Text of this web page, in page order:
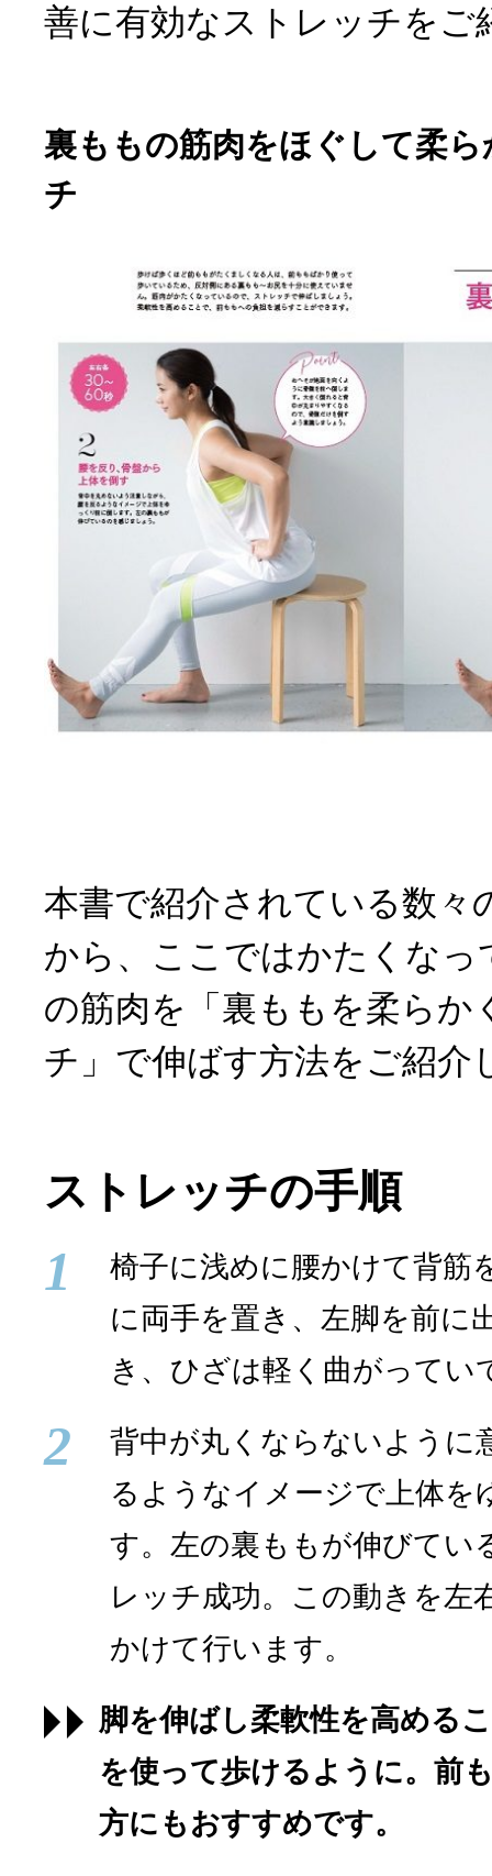
善に有効なストレッチをご
裏ももの筋肉をほぐして柔
チ
本書で紹介されている数々
から、ここではかたくな
の筋肉を「裏ももを柔らか
チ」で伸ばす方法をご紹介
ストレッチの手順
1
椅子に浅めに腰かけて背筋
に両手を置き、左脚を前に
き、ひざは軽く曲がってい
2
背中が丸くならないように
るようなイメージで上体を
す。左の裏ももが伸びてい
レッチ成功。この動きを左
かけて行います。
脚を伸ばし柔軟性を高める
を使って歩けるように。前
方にもおすすめです。